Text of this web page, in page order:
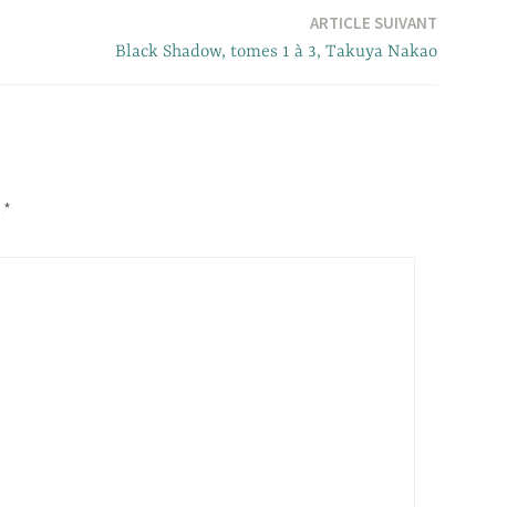
ARTICLE SUIVANT
Black Shadow, tomes 1 à 3, Takuya Nakao
*